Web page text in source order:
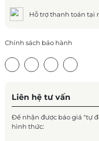
Hỗ trợ thanh toán tại
Chính sách bảo hành
Liên hệ tư vấn
Để nhận được báo giá "tự
hình thức: